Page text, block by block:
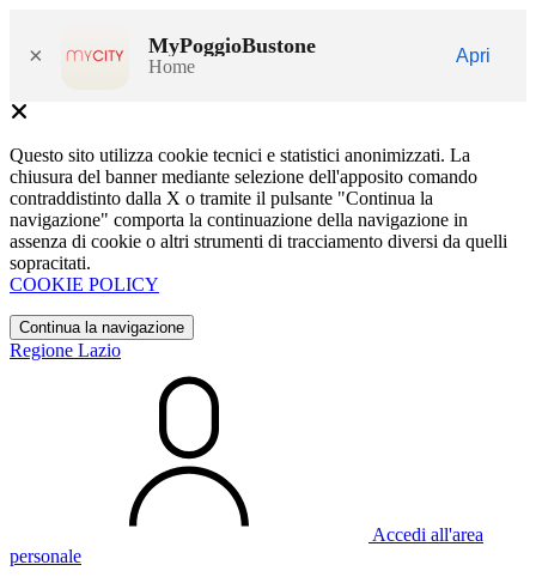
× MyPoggioBustone
Home
Apri
Questo sito utilizza cookie tecnici e statistici anonimizzati. La
chiusura del banner mediante selezione dell'apposito comando
contraddistinto dalla X o tramite il pulsante "Continua la
navigazione" comporta la continuazione della navigazione in
assenza di cookie o altri strumenti di tracciamento diversi da quelli
sopracitati.
COOKIE POLICY
Continua la navigazione
Regione Lazio
Accedi all'area
personale